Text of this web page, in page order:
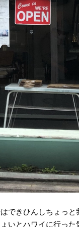
できひんしちょっ
いとハワイに行った